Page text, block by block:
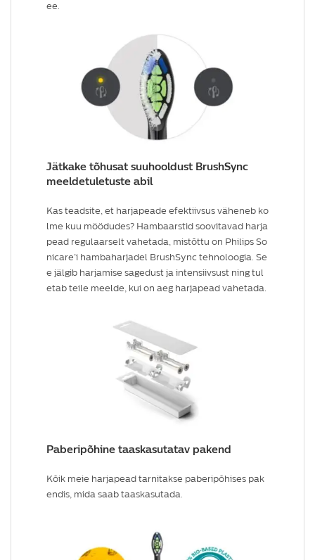
ee.
Jätkake tõhusat suuhooldust BrushSync
meeldetuletuste abil
Kas teadsite, et harjapeade efektiivsus väheneb ko
lme kuu möödudes? Hambaarstid soovitavad harja
pead regulaarselt vahetada, mistõttu on Philips So
nicare’i hambaharjadel BrushSync tehnoloogia. Se
e jälgib harjamise sagedust ja intensiivsust ning tul
etab teile meelde, kui on aeg harjapead vahetada.
Paberipõhine taaskasutatav pakend
Kõik meie harjapead tarnitakse paberipõhises pak
endis, mida saab taaskasutada.